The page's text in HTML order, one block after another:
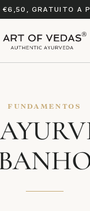
€6,50, GRATUITO A
FUNDAMENTOS